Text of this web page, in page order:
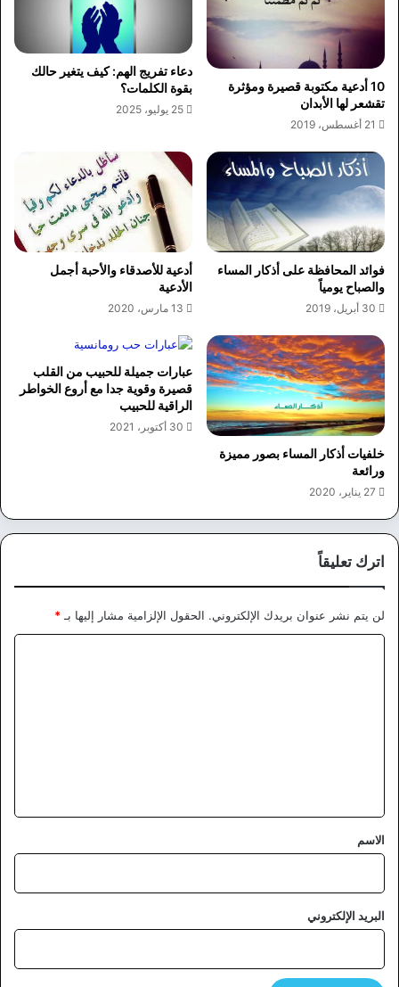
10 أدعية مكتوبة قصيرة ومؤثرة
تقشعر لها الأبدان
21 أغسطس، 2019
دعاء تفريج الهم: كيف يتغير حالك
بقوة الكلمات؟
25 يوليو، 2025
فوائد المحافظة على أذكار المساء
والصباح يومياً
30 أبريل، 2019
أدعية للأصدقاء والأحبة أجمل
الأدعية
13 مارس، 2020
خلفيات أذكار المساء بصور مميزة
ورائعة
27 يناير، 2020
عبارات جميلة للحبيب من القلب
قصيرة وقوية جدا مع أروع الخواطر
الراقية للحبيب
30 أكتوبر، 2021
اترك تعليقاً
لن يتم نشر عنوان بريدك الإلكتروني. الحقول الإلزامية مشار إليها بـ *
*
الاسم
البريد الإلكتروني